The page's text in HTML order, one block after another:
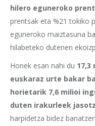
hilero eguneroko
prentsak eta %21 tokiko
eguneroko maiztasuna
hilabeteko dutenen
Honek esan nahi du
euskaraz urte bakar
horietarik 7,6 milioi
duten irakurleek
harpidetza bidez